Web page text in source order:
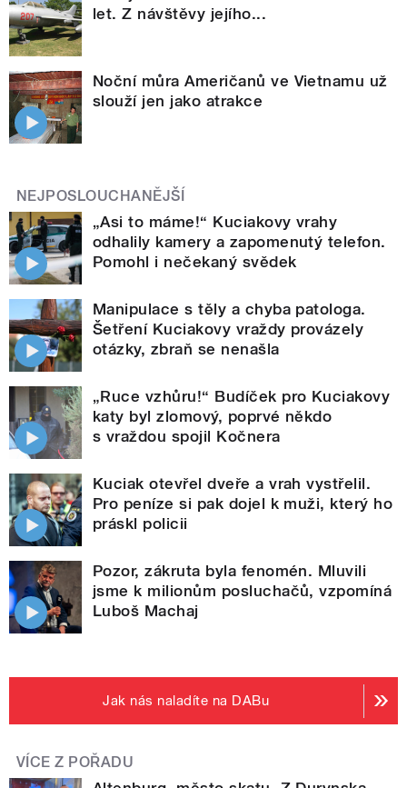
let. Z návštěvy jejího...
Noční můra Američanů ve Vietnamu už
slouží jen jako atrakce
NEJPOSLOUCHANĚJŠÍ
„Asi to máme!“ Kuciakovy vrahy
odhalily kamery a zapomenutý telefon.
Pomohl i nečekaný svědek
Manipulace s těly a chyba patologa.
Šetření Kuciakovy vraždy provázely
otázky, zbraň se nenašla
„Ruce vzhůru!“ Budíček pro Kuciakovy
katy byl zlomový, poprvé někdo
s vraždou spojil Kočnera
Kuciak otevřel dveře a vrah vystřelil.
Pro peníze si pak dojel k muži, který ho
práskl policii
Pozor, zákruta byla fenomén. Mluvili
jsme k milionům posluchačů, vzpomíná
Luboš Machaj
Jak nás naladíte na DABu
VÍCE Z POŘADU